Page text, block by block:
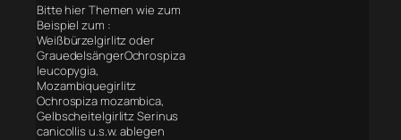
Bitte hier Themen wie zum
Beispiel zum :
Weißbürzelgirlitz oder
GrauedelsängerOchrospiza
leucopygia,
Mozambiquegirlitz
Ochrospiza mozambica,
Gelbscheitelgirlitz Serinus
canicollis u.s.w. ablegen